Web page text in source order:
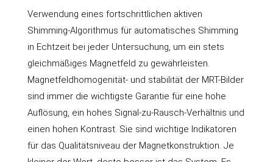
Verwendung eines fortschrittlichen aktiven
Shimming-Algorithmus für automatisches Shimming
in Echtzeit bei jeder Untersuchung, um ein stets
gleichmäßiges Magnetfeld zu gewährleisten.
Magnetfeldhomogenität- und stabilität der MRT-Bilder
sind immer die wichtigste Garantie für eine hohe
Auflösung, ein hohes Signal-zu-Rausch-Verhältnis und
einen hohen Kontrast. Sie sind wichtige Indikatoren
für das Qualitätsniveau der Magnetkonstruktion. Je